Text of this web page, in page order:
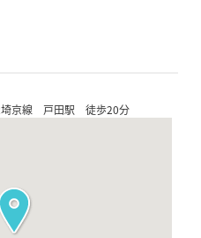
京線 戸田駅 徒歩20分